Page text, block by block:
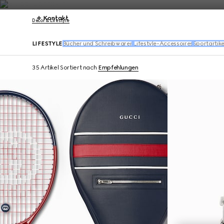
Kontakt
Décor & Lifestyle
LIFESTYLE Bücher und Schreibwaren Lifestyle-Accessoires
35 Artikel Sortiert nach Empfehlungen